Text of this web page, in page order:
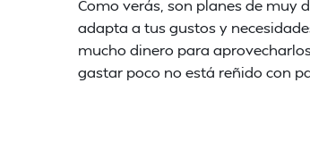
Como verás, son planes de muy
adapta a tus gustos y
mucho dinero para
gastar poco no está reñido con